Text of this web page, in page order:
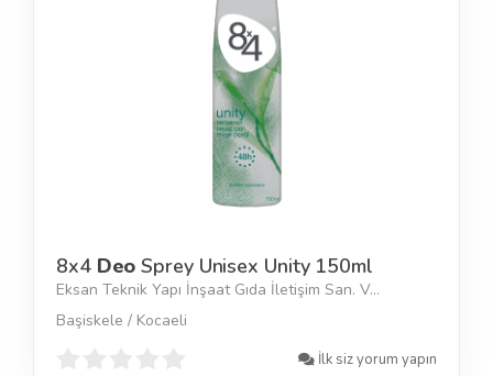
8x4 Deo Sprey Unisex Unity 150ml
Eksan Teknik Yapı İnşaat Gıda İletişim San. V...
Başiskele / Kocaeli
İlk siz yorum yapın